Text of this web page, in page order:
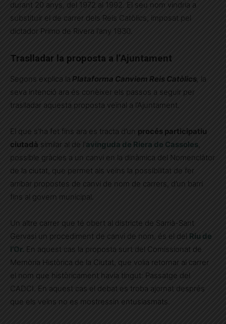
durant 20 anys, del 1972 al 1992. El seu nom vindria a
substituir el de carrer dels Reis Catòlics, imposat pel
dictador Primo de Rivera l’any 1930.
Traslladar la proposta a l’Ajuntament
Segons explica la Plataforma Canviem Reis Catòlics
la
seva intenció ara és conèixer els passos a seguir per
traslladar aquesta proposta veïnal a l’Ajuntament.
El que s’ha fet fins ara es tracta d’un procés participatiu
ciutadà similar al de l’avinguda de Riera de Cassoles,
possible gràcies a un canvi en la dinàmica del Nomenclàtor
de la ciutat, que permet als veïns la possibilitat de fer
arribar propostes de canvi de nom de carrers, d’un barri
fins al govern municipal.
Un altre carrer que té obert al districte de Sarrià-Sant
Gervasi un procediment de canvi de nom, és el del Riu de
l’Or. En aquest cas la proposta surt del Comissionat de
Memòria Històrica de la Ciutat, que volia retornar al carrer
el nom que històricament havia tingut: Passatge del
CADCI. En aquest cas el debat es troba ajornat després
que els veïns no es mostressin entusiasmats.